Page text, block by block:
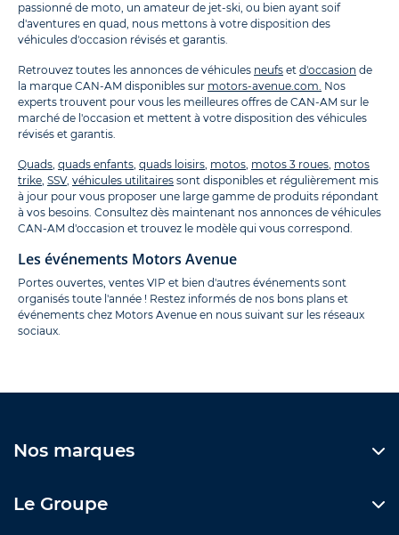
passionné de moto, un amateur de jet-ski, ou bien ayant soif
d'aventures en quad, nous mettons à votre disposition des
véhicules d'occasion révisés et garantis.
Retrouvez toutes les annonces de véhicules neufs et d'occasion de
la marque CAN-AM disponibles sur motors-avenue.com. Nos
experts trouvent pour vous les meilleures offres de CAN-AM sur le
marché de l'occasion et mettent à votre disposition des véhicules
révisés et garantis.
Quads, quads enfants, quads loisirs, motos, motos 3 roues, motos
trike, SSV, véhicules utilitaires sont disponibles et régulièrement mis
à jour pour vous proposer une large gamme de produits répondant
à vos besoins. Consultez dès maintenant nos annonces de véhicules
CAN-AM d'occasion et trouvez le modèle qui vous correspond.
Les événements Motors Avenue
Portes ouvertes, ventes VIP et bien d'autres événements sont
organisés toute l'année ! Restez informés de nos bons plans et
événements chez Motors Avenue en nous suivant sur les réseaux
sociaux.
Nos marques
Le Groupe